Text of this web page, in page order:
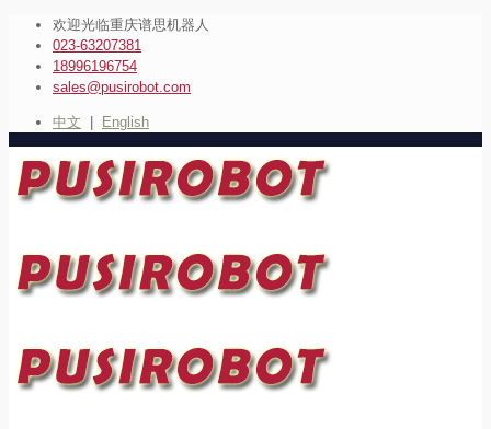
欢迎光临重庆谱思机器人
023-63207381
18996196754
sales@pusirobot.com
中文 English